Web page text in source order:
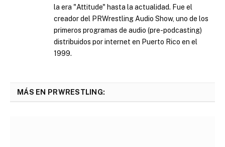
la era "Attitude" hasta la actualidad. Fue el
creador del PRWrestling Audio Show, uno de los
primeros programas de audio (pre-podcasting)
distribuidos por internet en Puerto Rico en el
1999.
MÁS EN PRWRESTLING: